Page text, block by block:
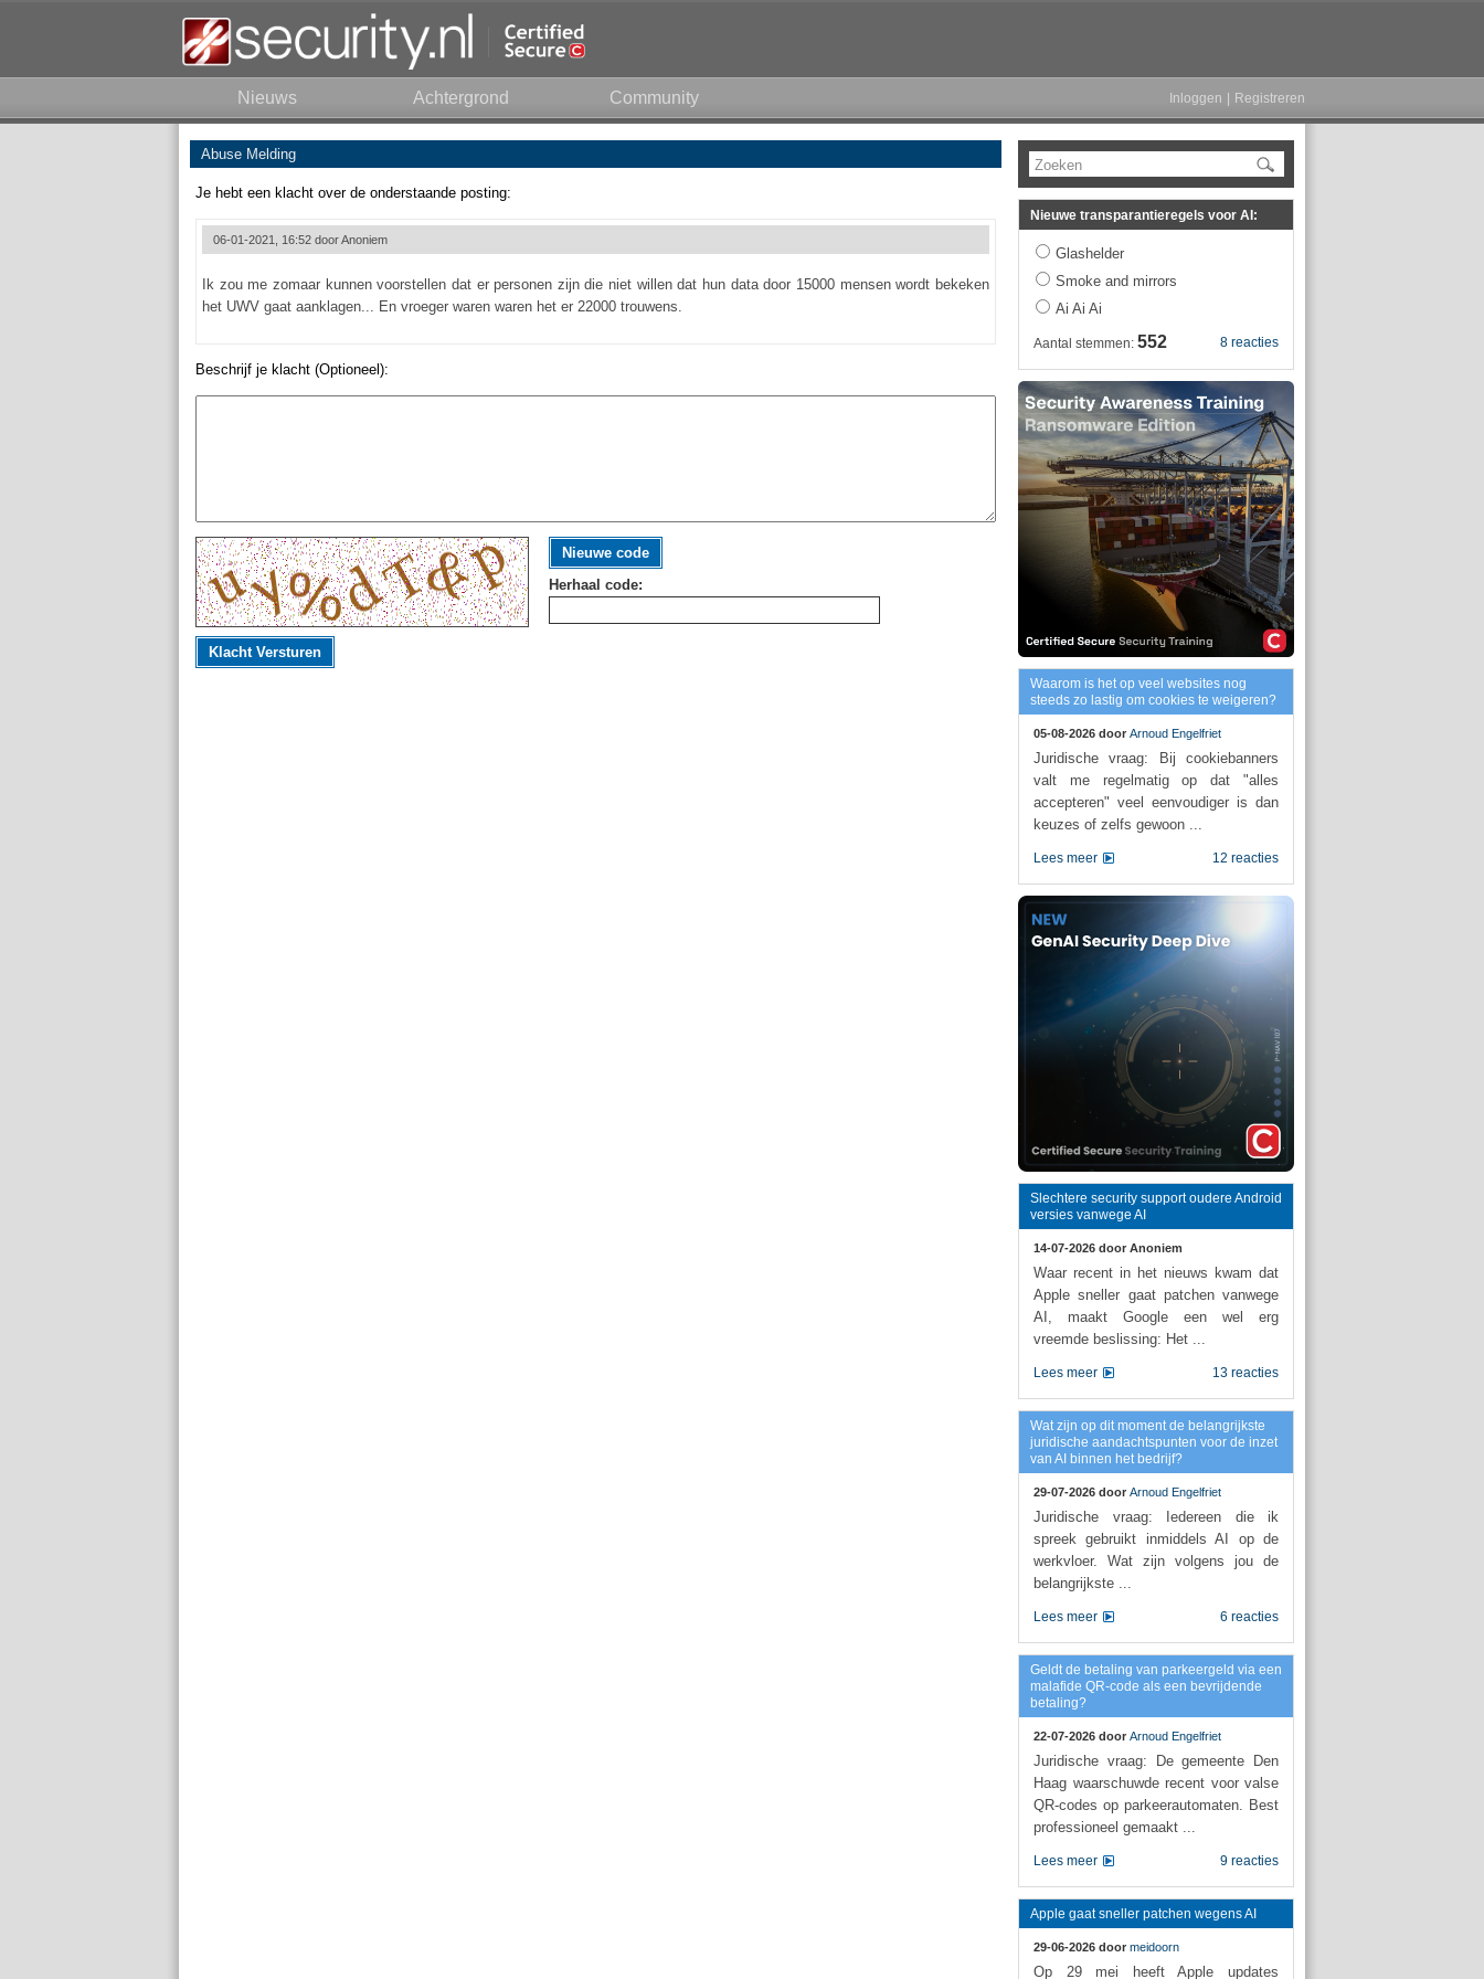
Nieuws Achtergrond Community Inloggen Registreren
Abuse Melding
Je hebt een klacht over de onderstaande posting:
06-01-2021, 16:52 doorAnoniem
Ik zou me zomaar kunnen voorstellen dat er personen zijn die niet willen dat hun data door 15000 mensen wordt bekeken
het UWV gaat aanklagen... En vroeger waren waren het er 22000 trouwens.
Beschrijf je klacht (Optioneel):
Nieuwe code
Herhaal code:
Klacht Versturen
Zoeken
Nieuwe transparantieregels voor AI:
Glashelder
Smoke and mirrors
Ai Ai Ai
8 reacties
Aantal stemmen: 552
Waarom is het op veel websites nog
steeds zo lastig om cookies te weigeren?
05-08-2026 door Arnoud Engelfriet
Juridische vraag: Bij cookiebanners
valt me regelmatig op dat "alles
accepteren" veel eenvoudiger is dan
keuzes of zelfs gewoon ...
12 reacties
Lees meer
Slechtere security support oudere Android
versies vanwege AI
14-07-2026 door Anoniem
Waar recent in het nieuws kwam dat
Apple sneller gaat patchen vanwege
AI, maakt Google een wel erg
vreemde beslissing: Het ...
13 reacties
Lees meer
Wat zijn op dit moment de belangrijkste
juridische aandachtspunten voor de inzet
van AI binnen het bedrijf?
29-07-2026 door Arnoud Engelfriet
Juridische vraag: Iedereen die ik
spreek gebruikt inmiddels AI op de
werkvloer. Wat zijn volgens jou de
belangrijkste ...
6 reacties
Lees meer
Geldt de betaling van parkeergeld via een
malafide QR-code als een bevrijdende
betaling?
22-07-2026 door Arnoud Engelfriet
Juridische vraag: De gemeente Den
Haag waarschuwde recent voor valse
QR-codes op parkeerautomaten. Best
professioneel gemaakt ...
9 reacties
Lees meer
Apple gaat sneller patchen wegens AI
29-06-2026 door meidoorn
Op 29 mei heeft Apple updates